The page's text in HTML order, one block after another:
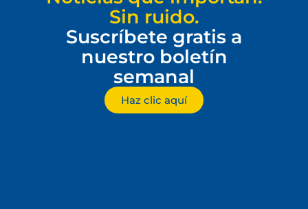
Sin ruido.
Suscríbete gratis a
nuestro boletín
semanal
Haz clic aquí